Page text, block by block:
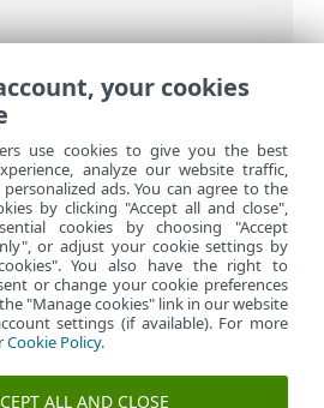
> ESET Endpoint
podešavanje
mreži
radnu površinu
your cookies
use cookies to give you the best
analyze our website traffic,
ads. You can agree to the
by clicking "Accept all and close",
cookies by choosing "Accept
or adjust your cookie settings by
You also have the right to
or change your cookie preferences
"Manage cookies" link in our website
settings (if available). For more
Cookie Policy.
ALL AND CLOSE